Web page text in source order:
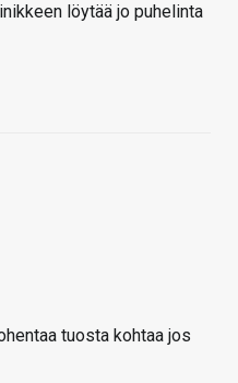
löytää jo puhelinta
tuosta kohtaa jos